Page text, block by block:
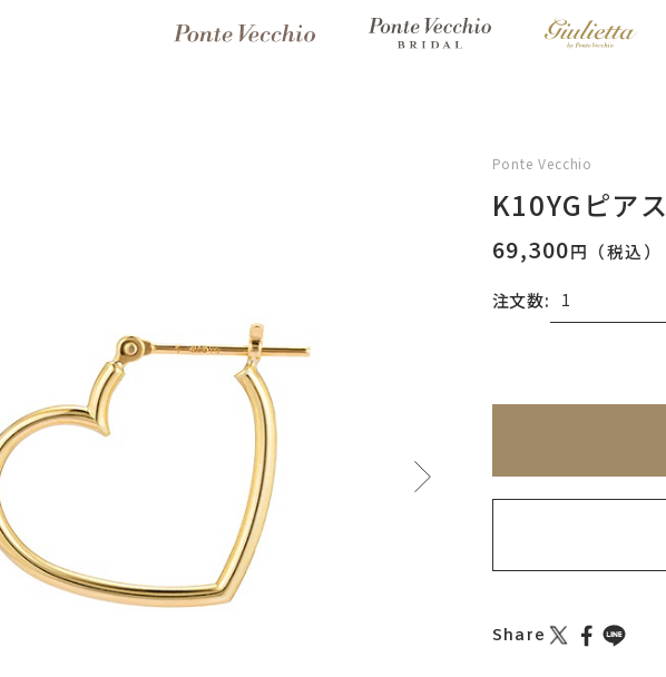
Ponte Vecchio
K10YGピアス
69,300円（税込）
注文数:
Share